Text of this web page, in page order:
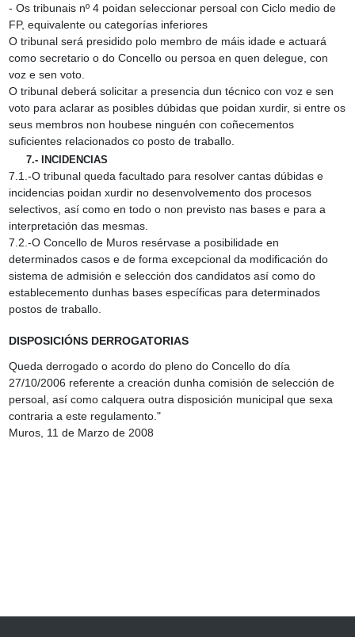
‑ Os tribunais nº 4 poidan seleccionar persoal con Ciclo medio de
FP, equivalente ou categorías inferiores
O tribunal será presidido polo membro de máis idade e actuará
como secretario o do Concello ou persoa en quen delegue, con
voz e sen voto.
O tribunal deberá solicitar a presencia dun técnico con voz e sen
voto para aclarar as posibles dúbidas que poidan xurdir, si entre os
seus membros non houbese ninguén con coñecementos
suficientes relacionados co posto de traballo.
7.‑ INCIDENCIAS
7.1.‑O tribunal queda facultado para resolver cantas dúbidas e
incidencias poidan xurdir no desenvolvemento dos procesos
selectivos, así como en todo o non previsto nas bases e para a
interpretación das mesmas.
7.2.‑O Concello de Muros resérvase a posibilidade en
determinados casos e de forma excepcional da modificación do
sistema de admisión e selección dos candidatos así como do
establecemento dunhas bases específicas para determinados
postos de traballo.
DISPOSICIÓNS DERROGATORIAS
Queda derrogado o acordo do pleno do Concello do día
27/10/2006 referente a creación dunha comisión de selección de
persoal, así como calquera outra disposición municipal que sexa
contraria a este regulamento."
Muros, 11 de Marzo de 2008